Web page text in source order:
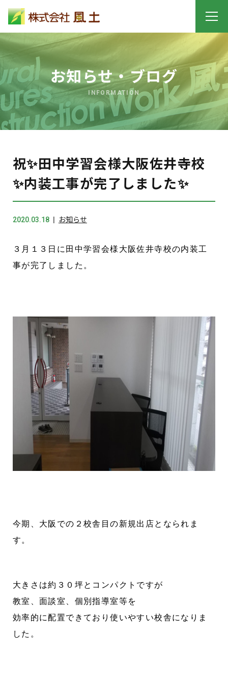
お知らせ・ブログ
INFORMATION
祝✨田中学習会様大阪佐井寺校
✨内装工事が完了しました✨
2020.03.18 お知らせ
３月１３日に田中学習会様大阪佐井寺校の内装工
事が完了しました。
今期、大阪での２校舎目の新規出店となられま
す。
大きさは約３０坪とコンパクトですが
教室、面談室、個別指導室等を
効率的に配置できており使いやすい校舎になりま
した。